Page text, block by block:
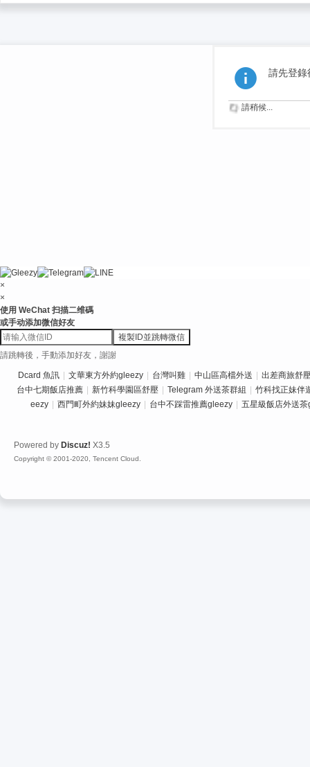
請先登錄
請稍候...
×
×
使用 WeChat 扫描二维碼
或手动添加微信好友
複製ID並跳轉微信
請跳轉後，手動添加好友，謝謝
Dcard 魚訊 文華東方外約gleezy 台灣叫雞 中山區高檔外送
出差商旅舒
台中七期飯店推薦
新竹科學園區舒壓 Telegram 外送茶群組
竹科找正妹伴
eezy
西門町外約妹妹gleezy 台中不踩雷推薦gleezy 五星級飯店外送
Powered by Discuz! X3.5
Copyright © 2001-2020, Tencent Cloud.